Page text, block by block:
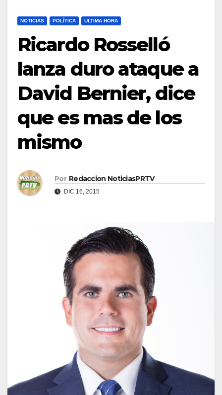
NOTICIAS POLÍTICA ULTIMA HORA
Ricardo Rosselló
lanza duro ataque a
David Bernier, dice
que es mas de los
mismo
Por Redaccion NoticiasPRTV
DIC 16, 2015